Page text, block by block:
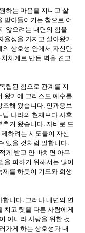
하는 마음을 지니고 살
받아들이기는 참으로 어
않으려는 내면의 힘을
율성을 가지고 살아왔기
의 상호성 안에서 자신만
체계로 만든 벽을 견고
립된 힘으로 관계를 지
왔기에 그리스도 예수를
조해 왔습니다. 인과응보
나라의 현재보다 사후
추겨 왔습니다.자비로 드
하려는 시도들이 자신
있을 것처럼 말합니다.
게 받고 안 바치면 아무
을 피하기 위해서는 많이
를 하듯이 기도와 희생
합니다. 그러나 내면의 연
치고 탓을 다른 사람에게
아니라 사랑을 위한 것
가게 하는 상호성과 내